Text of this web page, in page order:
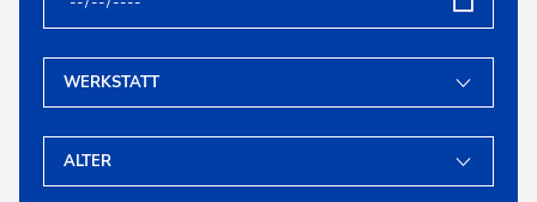
Kindergeburtstage
Angebote für Schulen und andere Institutionen
Fortbildung für Eltern, Pädagog:innen und Betreuer:innen
Unsere Räume & Werkstätten
News